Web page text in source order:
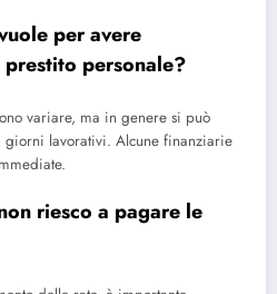
per avere
prestito personale?
variare, ma in genere si può
giorni lavorativi. Alcune finanziarie
riesco a pagare le